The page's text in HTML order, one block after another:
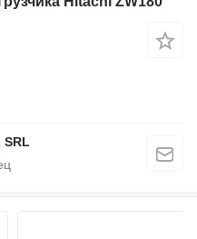
SRL